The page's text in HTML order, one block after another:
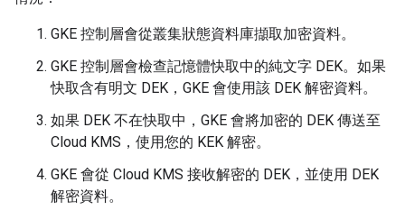
GKE 控制層會從叢集狀態資料庫擷取加密資料。
GKE 控制層會檢查記憶體快取中的純文字 DEK。如果
快取含有明文 DEK，GKE 會使用該 DEK 解密資料。
如果 DEK 不在快取中，GKE 會將加密的 DEK 傳送至
Cloud KMS，使用您的 KEK 解密。
GKE 會從 Cloud KMS 接收解密的 DEK，並使用 DEK
解密資料。